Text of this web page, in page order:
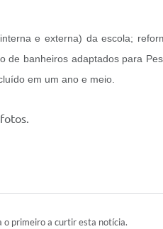
e externa) da escola;
de banheiros adaptados para
em um ano e meio.
o primeiro a curtir esta notícia.